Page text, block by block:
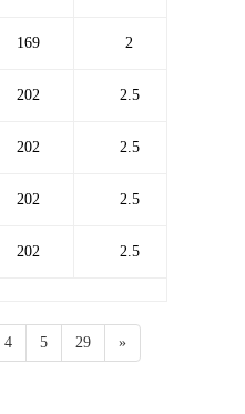
169 2
202 2.5
202 2.5
202 2.5
202 2.5
4 5 29 »